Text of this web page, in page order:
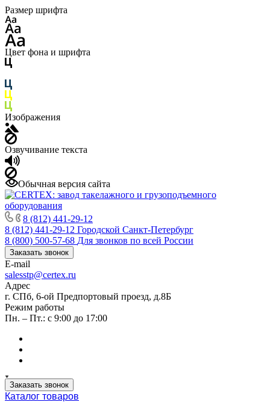
Размер шрифта
Цвет фона и шрифта
Изображения
Озвучивание текста
Обычная версия сайта
8 (812) 441-29-12
8 (812) 441-29-12 Городской Санкт-Петербург
8 (800) 500-57-68 Для звонков по всей России
Заказать звонок
E-mail
salesstp@certex.ru
Адрес
г. СПб, 6-ой Предпортовый проезд, д.8Б
Режим работы
Пн. – Пт.: с 9:00 до 17:00
Заказать звонок
Каталог товаров